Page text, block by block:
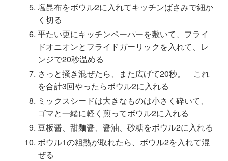
塩昆布をボウル2に入れてキッチンばさみで細か
く切る
平たい更にキッチンペーパーを敷いて、フライ
ドオニオンとフライドガーリックを入れて、レ
ンジで20秒温める
さっと掻き混ぜたら、また広げて20秒。 これ
を合計3回やったらボウル2に入れる
ミックスシードは大きなものは小さく砕いて、
ゴマと一緒に軽く煎ってボウル2に入れる
豆板醤、甜麺醤、醤油、砂糖をボウル2に入れる
ボウル1の粗熱が取れたら、ボウル2を入れて混
ぜる